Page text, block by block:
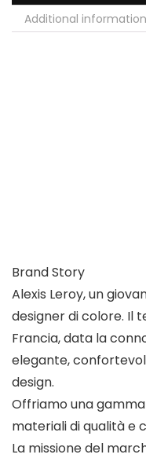
Additional information
Brand Story
Alexis Leroy, un
designer di colore. Il
Francia, data la
elegante,
design.
Offriamo una
materiali di qualità e
La missione del